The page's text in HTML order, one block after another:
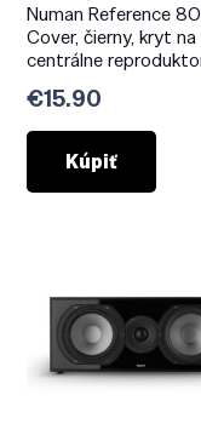
Numan Reference
Cover, čierny, kryt na
centrálne
€15.90
Kúpiť